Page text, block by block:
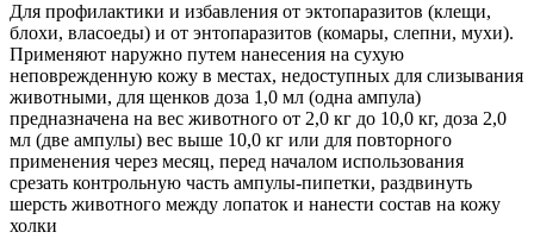
Для профилактики и избавления от эктопаразитов (клещи,
блохи, власоеды) и от энтопаразитов (комары, слепни, мухи).
Применяют наружно путем нанесения на сухую
неповрежденную кожу в местах, недоступных для слизывания
животными, для щенков доза 1,0 мл (одна ампула)
предназначена на вес животного от 2,0 кг до 10,0 кг, доза 2,0
мл (две ампулы) вес выше 10,0 кг или для повторного
применения через месяц, перед началом использования
срезать контрольную часть ампулы-пипетки, раздвинуть
шерсть животного между лопаток и нанести состав на кожу
холки